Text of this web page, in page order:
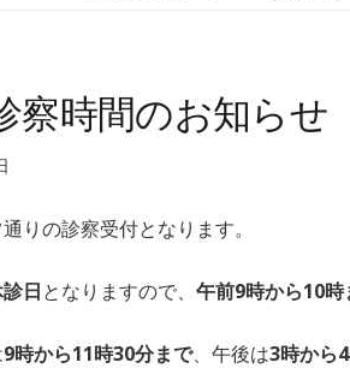
察時間のお知らせ
りの診察受付となります。
日となりますので、 午前9時から10時
9時から11時30分まで、午後は3時から